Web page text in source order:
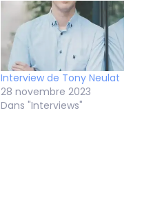
Interview de Tony Neulat
28 novembre 2023
Dans "Interviews"